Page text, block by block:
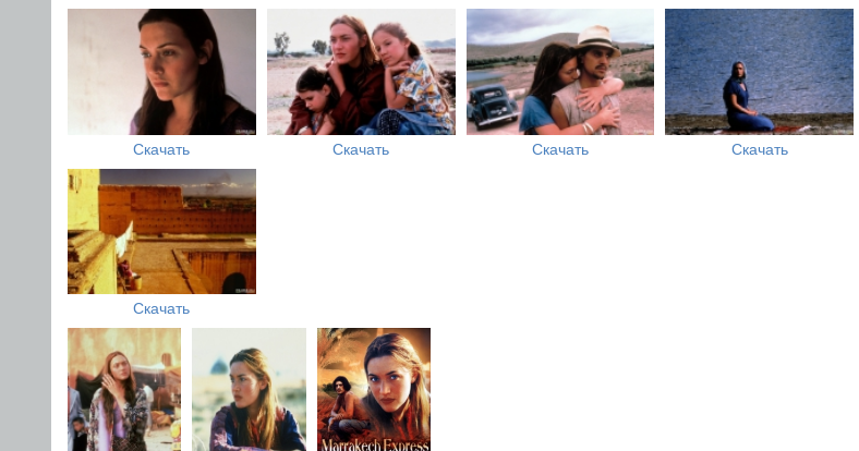
Скачать Скачать Скачать Скачать
Скачать